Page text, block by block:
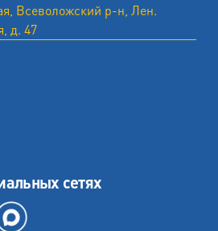
Всеволожский р-н, Лен.
д. 47
сетях